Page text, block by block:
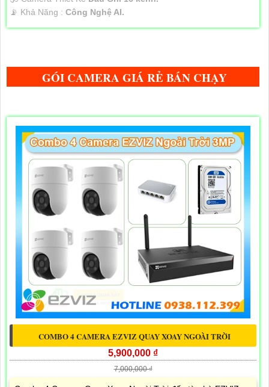
️📡 Khả Năng : Công Nghệ AI.
GÓI CAMERA GIÁ RẺ BÁN CHẠY
COMBO 4 CAMERA EZVIZ QUAY XOAY NGOÀI TRỜI
5,900,000 ₫
7,000,000 ₫